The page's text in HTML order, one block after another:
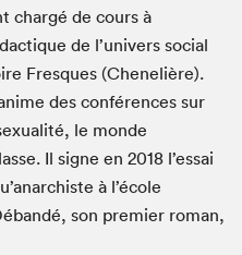
chargé de cours à
de l’univers social
Fresques (Chenelière).
des conférences sur
le monde
Il signe en 2018 l’essai
à l’école
son premier roman,